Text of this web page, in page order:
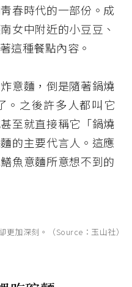
春時代的一部份。成
女中附近的小豆豆、
這種餐點內容。
意麵，倒是隨著鍋燒
。之後許多人都叫它
至就直接稱它「鍋燒
的主要代言人。這應
魚意麵所意想不到的
加深刻。（Source：玉山社）